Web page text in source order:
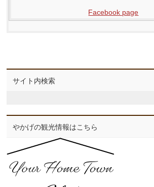
Facebook page
サイト内検索
やかげの観光情報はこちら